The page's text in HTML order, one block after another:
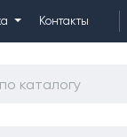
Контакты